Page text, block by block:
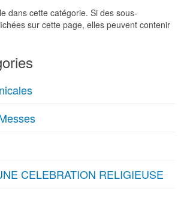
dans cette catégorie. Si des sous-
sur cette page, elles peuvent contenir
CELEBRATION RELIGIEUSE